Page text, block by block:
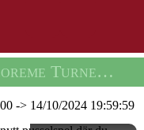
Turnering -
-> 14/10/2024 19:59:59